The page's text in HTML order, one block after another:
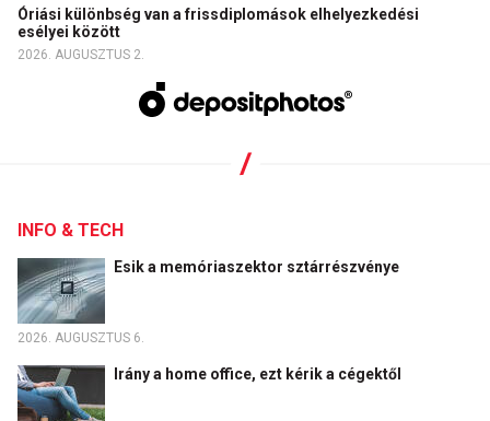
Óriási különbség van a frissdiplomások elhelyezkedési
esélyei között
2026. AUGUSZTUS 2.
INFO & TECH
Esik a memóriaszektor sztárrészvénye
2026. AUGUSZTUS 6.
Irány a home office, ezt kérik a cégektől